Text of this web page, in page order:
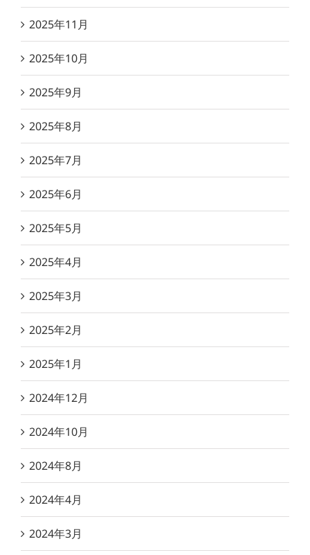
2025年11月
2025年10月
2025年9月
2025年8月
2025年7月
2025年6月
2025年5月
2025年4月
2025年3月
2025年2月
2025年1月
2024年12月
2024年10月
2024年8月
2024年4月
2024年3月